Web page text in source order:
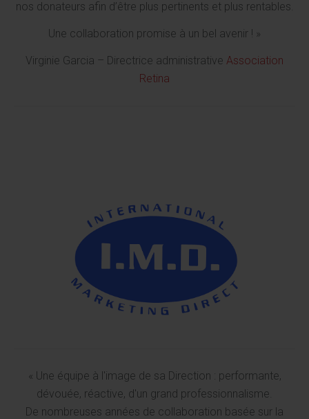
nos donateurs afin d’être plus pertinents et plus rentables.
Une collaboration promise à un bel avenir ! »
Virginie Garcia – Directrice administrative Association
Retina
« Une équipe à l'image de sa Direction : performante,
dévouée, réactive, d'un grand professionnalisme.
De nombreuses années de collaboration basée sur la